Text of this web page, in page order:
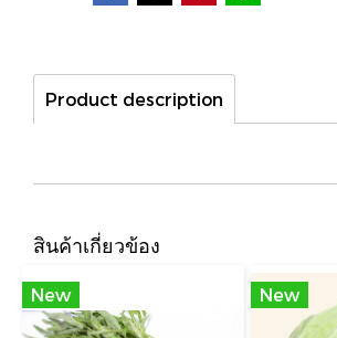
Product description
สินค้าเกี่ยวข้อง
New New